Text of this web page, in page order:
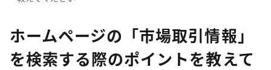
ホームページの「市場取引情報」
を検索する際のポイントを教えて